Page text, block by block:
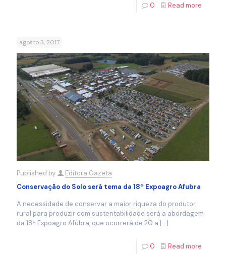
0 Read more
agosto 3, 2017
Published by
Editora Gazeta
Conservação do Solo será tema da 18ª Expoagro Afubra
A necessidade de conservar a maior riqueza do produtor
rural para produzir com sustentabilidade será a abordagem
da 18ª Expoagro Afubra, que ocorrerá de 20 a […]
0 Read more